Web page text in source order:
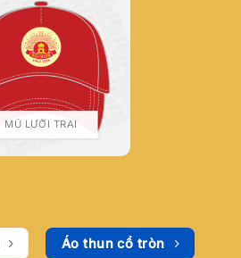
MŨ LƯỠI TRAI
Áo thun cổ tròn